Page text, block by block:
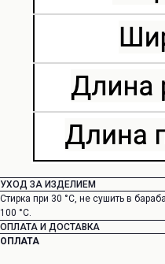
УХОД ЗА ИЗДЕЛИЕМ
Cтирка при 30 °C, не сушить в
100 °C.
ОПЛАТА И ДОСТАВКА
ОПЛАТА